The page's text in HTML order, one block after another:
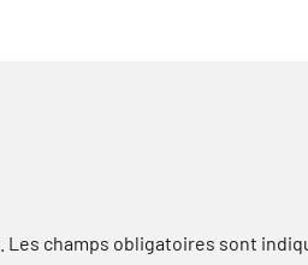
Les champs obligatoires sont